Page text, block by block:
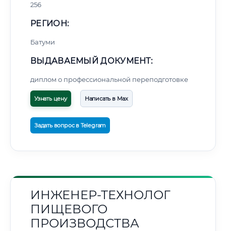
256
РЕГИОН:
Батуми
ВЫДАВАЕМЫЙ ДОКУМЕНТ:
диплом о профессиональной переподготовке
Узнать цену Написать в Max
Задать вопрос в Telegram
ИНЖЕНЕР-ТЕХНОЛОГ
ПИЩЕВОГО
ПРОИЗВОДСТВА